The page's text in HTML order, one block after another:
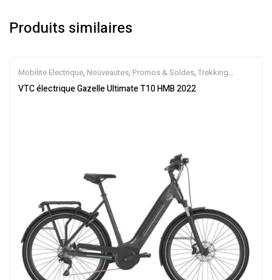
Produits similaires
Mobilite Electrique, Nouveautes, Promos & Soldes, Trekking
électrique,Vélo électrique ville,Velos Electriques,VTC Electrique
VTC électrique Gazelle Ultimate T10 HMB 2022